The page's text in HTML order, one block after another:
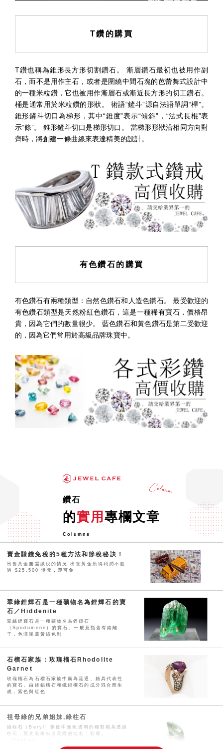
T鑽的購買
T鑽也稱為錐形長方形切割鑽石。 漸層鑽石最初也被用作副
石，而不是用作主石，或者是圍繞中間石塊的芭蕾舞式設計中
的一種米粒鑽，它也被用作漸層石或漸近長方形的切工鑽石。
桶是通常用於米粒鑽的形狀。 術語“鏟斗”源自法語單詞“桿”。
錐形鏟斗切口為梯形，其中“錐度”表示“傾斜”，“法式長棍”表
示“條”。 錐形鏟斗切口是梯形切口。 當梯形形狀沿相同方向對
齊時，將創建一條曲線來表達精美的設計。
有色鑽石的購買
有色鑽石有兩種類型：自然色鑽石和人造色鑽石。 最受歡迎的
有色鑽石類型是天然粉紅色鑽石，這是一種稀有寶石，價格昂
貴，因為它們的數量很少。 藍色鑽石和黃色鑽石是第二受歡迎
的，因為它們常用於高級品牌珠寶中。
鑽石
的實用 專欄文章
Columns
賣金賺錢免稅的5種方法和節稅秘訣！
出售黃金無需繳稅的情況 出售黃金所得利潤不超
過 $25,500 港元，即可免
翠綠鋰輝石是一種礦物名為鋰輝石的寶
石／Hiddenite
翠綠鋰輝石是一種礦物名為鋰輝石
（Spodumene）的寶石。一般意指含有鉻離
子，色澤涵蓋黃綠色到
石榴石家族：玫瑰榴石Rhodolite
Garnet
玫瑰榴石為石榴石家族中廣為流通、頗具代表性
的寶石。由鎂鋁榴石和鐵鋁榴石的成分混合而生
成，紫色與紅色
祖母綠的兄弟姐妹,綠柱石
綠柱石（Beryl）家族中無色透明的種類稱為透綠
柱石，英文名稱出自美國的地名「歌珊」